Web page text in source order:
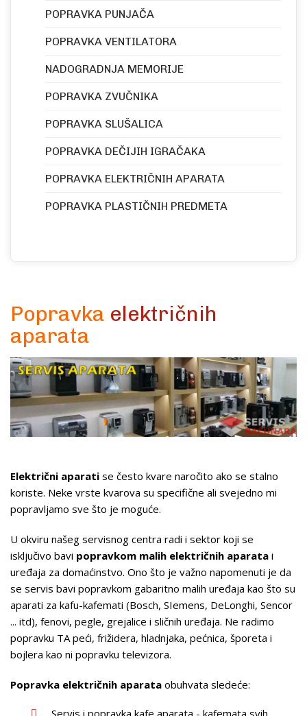
POPRAVKA PUNJAČA
POPRAVKA VENTILATORA
NADOGRADNJA MEMORIJE
POPRAVKA ZVUČNIKA
POPRAVKA SLUŠALICA
POPRAVKA DEČIJIH IGRAČAKA
POPRAVKA ELEKTRIČNIH APARATA
POPRAVKA PLASTIČNIH PREDMETA
Popravka električnih
aparata
Električni aparati se često kvare naročito ako se stalno
koriste. Neke vrste kvarova su specifične ali svejedno mi
popravljamo sve što je moguće.
U okviru našeg servisnog centra radi i sektor koji se
isključivo bavi popravkom malih električnih aparata i
uređaja za domaćinstvo. Ono što je važno napomenuti je da
se servis bavi popravkom gabaritno malih uređaja kao što su
aparati za kafu-kafemati (Bosch, SIemens, DeLonghi, Sencor
... itd), fenovi, pegle, grejalice i sličnih uređaja. Ne radimo
popravku TA peći, frižidera, hladnjaka, pećnica, šporeta i
bojlera kao ni popravku televizora.
Popravka električnih aparata obuhvata sledeće:
Servis i popravka kafe aparata - kafemata svih